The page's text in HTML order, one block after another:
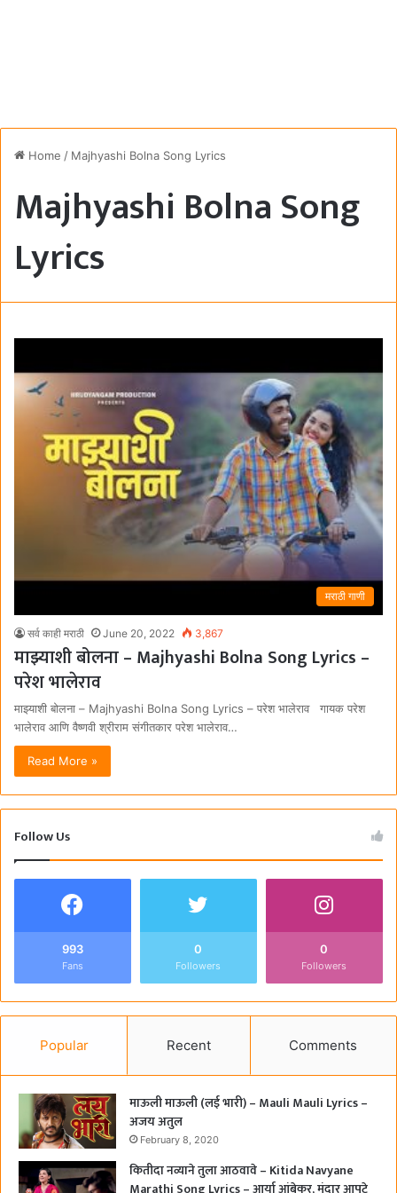
Home / Majhyashi Bolna Song Lyrics
Majhyashi Bolna Song
Lyrics
मराठी गाणी
सर्व काही मराठी June 20, 2022 3,867
माझ्याशी बोलना – Majhyashi Bolna Song Lyrics –
परेश भालेराव
माझ्याशी बोलना – Majhyashi Bolna Song Lyrics – परेश भालेराव गायक परेश
भालेराव आणि वैष्णवी श्रीराम संगीतकार परेश भालेराव…
Read More »
Follow Us
993
Fans
0
Followers
0
Followers
Popular Recent Comments
माऊली माऊली (लई भारी) – Mauli Mauli Lyrics –
अजय अतुल
February 8, 2020
कितीदा नव्याने तुला आठवावे – Kitida Navyane
Marathi Song Lyrics – आर्या आंबेकर, मंदार आपटे